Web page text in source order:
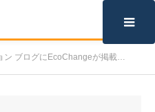
ン ブログにEcoChangeが掲載…